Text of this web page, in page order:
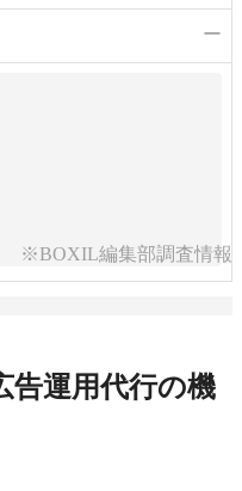
ー
※BOXIL編集部調査情報
告運用代行の機